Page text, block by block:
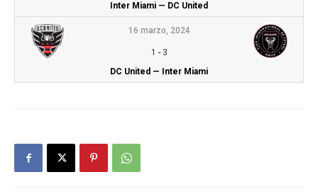
Inter Miami — DC United
16 marzo, 2024
1 - 3
DC United — Inter Miami